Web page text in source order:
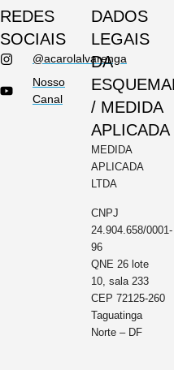
REDES
SOCIAIS
@acarolalvarenga
Nosso
Canal
DADOS
LEGAIS
DA
/ MEDIDA
APLICADA
MEDIDA
APLICADA
LTDA
CNPJ
24.904.658/0001-
96
QNE 26 lote
10, sala 233
CEP 72125-260
Taguatinga
Norte – DF